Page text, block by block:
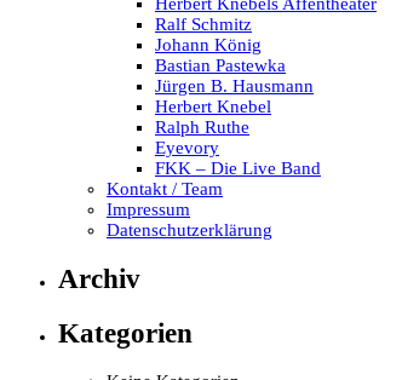
Herbert Knebels Affentheater
Ralf Schmitz
Johann König
Bastian Pastewka
Jürgen B. Hausmann
Herbert Knebel
Ralph Ruthe
Eyevory
FKK – Die Live Band
Kontakt / Team
Impressum
Datenschutzerklärung
Archiv
Kategorien